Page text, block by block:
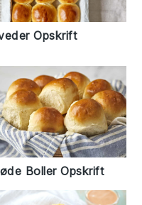
Opskrift
Boller Opskrift